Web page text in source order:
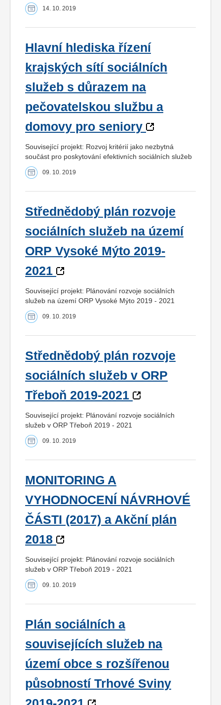
14. 10. 2019
Hlavní hlediska řízení
krajských sítí sociálních
služeb s důrazem na
pečovatelskou službu a
domovy pro seniory
Související projekt: Rozvoj kritérií jako nezbytná
součást pro poskytování efektivních sociálních služeb
09. 10. 2019
Střednědobý plán rozvoje
sociálních služeb na území
ORP Vysoké Mýto 2019-
2021
Související projekt: Plánování rozvoje sociálních
služeb na území ORP Vysoké Mýto 2019 - 2021
09. 10. 2019
Střednědobý plán rozvoje
sociálních služeb v ORP
Třeboň 2019-2021
Související projekt: Plánování rozvoje sociálních
služeb v ORP Třeboň 2019 - 2021
09. 10. 2019
MONITORING A
VYHODNOCENÍ NÁVRHOVÉ
ČÁSTI (2017) a Akční plán
2018
Související projekt: Plánování rozvoje sociálních
služeb v ORP Třeboň 2019 - 2021
09. 10. 2019
Plán sociálních a
souvisejících služeb na
území obce s rozšířenou
působností Trhové Sviny